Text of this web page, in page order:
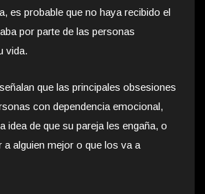
es probable que no haya recibido el
por parte de las personas
vida.
que las principales obsesiones
con dependencia emocional,
idea de que su pareja les engaña, o
a alguien mejor o que los va a